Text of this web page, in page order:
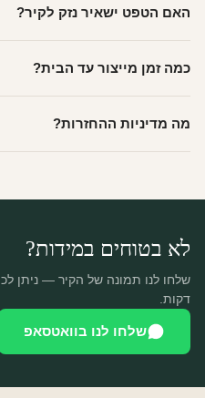
פרמיום. קנבס — בד אמנותי
האם הטפט ישאיר נזק לקיר?
מתאים לקיר מטויח, גבס, קרמיקה
כמה זמן מייצור עד הבית?
יוצאות באותו יום.
מה מדיניות ההחזרות?
לא בטוחים במידות?
שלחו לנו תמונה של הקיר — ניתן
דקות.
שלחו לנו בוואטסאפ